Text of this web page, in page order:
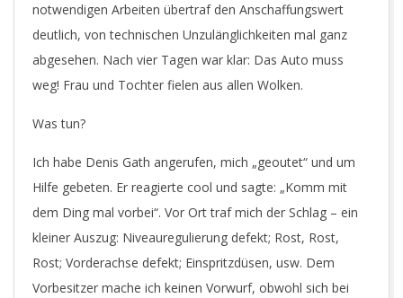
notwendigen Arbeiten übertraf den Anschaffungswert
deutlich, von technischen Unzulänglichkeiten mal ganz
abgesehen. Nach vier Tagen war klar: Das Auto muss
weg! Frau und Tochter fielen aus allen Wolken.
Was tun?
Ich habe Denis Gath angerufen, mich „geoutet“ und um
Hilfe gebeten. Er reagierte cool und sagte: „Komm mit
dem Ding mal vorbei“. Vor Ort traf mich der Schlag – ein
kleiner Auszug: Niveauregulierung defekt; Rost, Rost,
Rost; Vorderachse defekt; Einspritzdüsen, usw. Dem
Vorbesitzer mache ich keinen Vorwurf, obwohl sich bei